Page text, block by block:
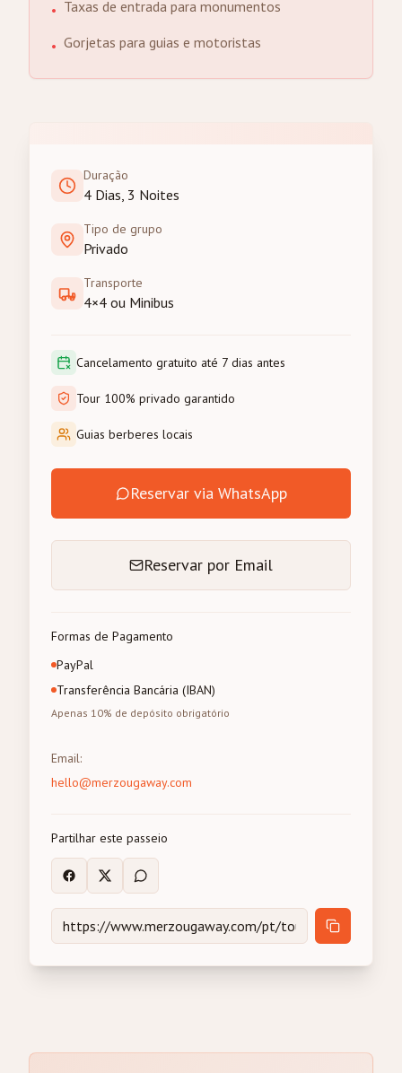
• Taxas de entrada para monumentos
• Gorjetas para guias e motoristas
Duração
4 Dias, 3 Noites
Tipo de grupo
Privado
Transporte
4×4 ou Minibus
Cancelamento gratuito até 7 dias antes
Tour 100% privado garantido
Guias berberes locais
Reservar via WhatsApp
Reservar por Email
Formas de Pagamento
PayPal
Transferência Bancária (IBAN)
Apenas 10% de depósito obrigatório
Email:
hello@merzougaway.com
Partilhar este passeio